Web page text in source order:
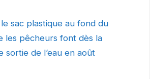
sac plastique au fond du
les pêcheurs font dès la
sortie de l’eau en août